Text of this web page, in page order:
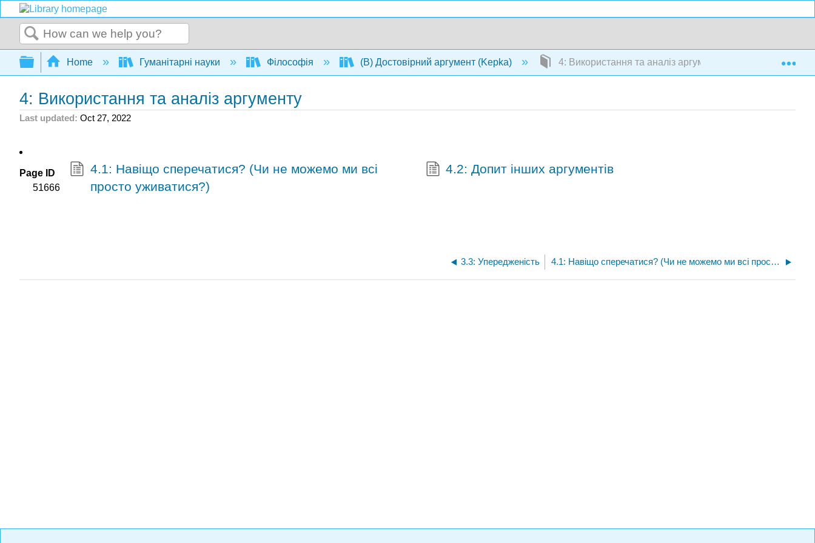
Search
Expand/collapse global hierarchy
Home Гуманітарні науки Філософія (В) Достовірний аргумент (Kepka) 4: Використання та аналіз аргументу
4: Використання та аналіз аргументу
Last updated Oct 27, 2022
Page ID
51666
4.1: Навіщо сперечатися? (Чи не можемо ми всі
просто уживатися?)
4.2: Допит інших аргументів
3.3: Упередженість 4.1: Навіщо сперечатися? (Чи не можемо ми всі просто уживатися?)